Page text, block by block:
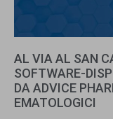
AL VIA AL SAN
SOFTWARE-
DA ADVICE
EMATOLOGICI